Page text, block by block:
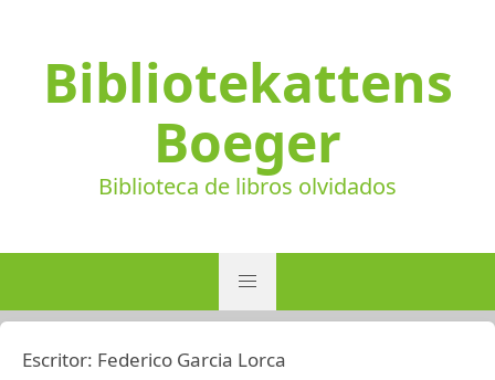
Bibliotekattens
Boeger
Biblioteca de libros olvidados
Escritor: Federico Garcia Lorca